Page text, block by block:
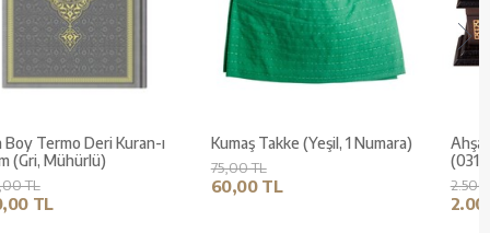
Orta Boy Termo Deri Kuran-ı
Kerim (Gri, Mühürlü)
500,00 TL
400,00 TL
Kumaş Takke (Yeşil, 1 Numara)
75,00 TL
60,00 TL